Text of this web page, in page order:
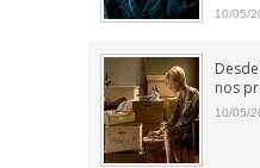
10/05/
nos
10/05/